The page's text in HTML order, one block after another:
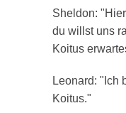
Sheldon:
du willst uns
Koitus
Leonard: "Ich
Koitus."